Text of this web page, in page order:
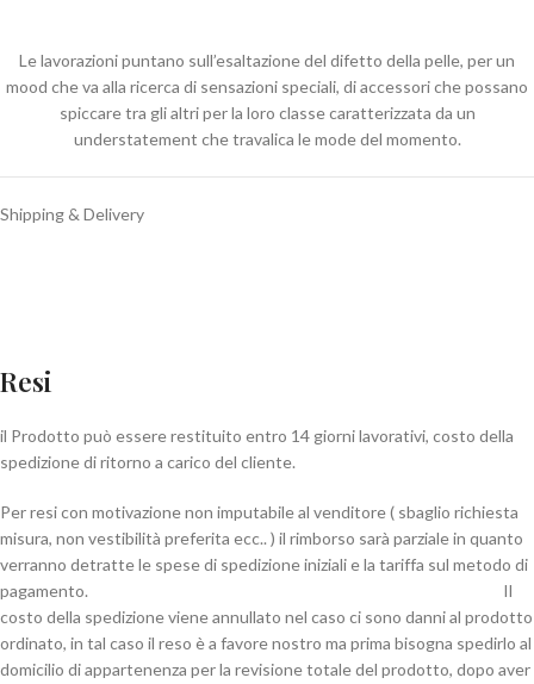
Le lavorazioni puntano sull’esaltazione del difetto della pelle, per un
mood che va alla ricerca di sensazioni speciali, di accessori che possano
spiccare tra gli altri per la loro classe caratterizzata da un
understatement che travalica le mode del momento.
Shipping & Delivery
Resi
il Prodotto può essere restituito entro 14 giorni lavorativi, costo della
spedizione di ritorno a carico del cliente.
Per resi con motivazione non imputabile al venditore ( sbaglio richiesta
misura, non vestibilità preferita ecc.. ) il rimborso sarà parziale in quanto
verranno detratte le spese di spedizione iniziali e la tariffa sul metodo di
pagamento. Il
costo della spedizione viene annullato nel caso ci sono danni al prodotto
ordinato, in tal caso il reso è a favore nostro ma prima bisogna spedirlo al
domicilio di appartenenza per la revisione totale del prodotto, dopo aver